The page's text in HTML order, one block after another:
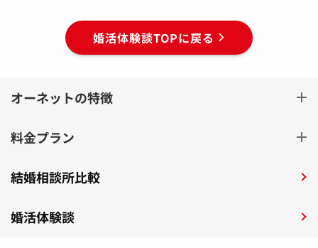
婚活体験談TOPに戻る
オーネットの特徴
料金プラン
結婚相談所比較
婚活体験談